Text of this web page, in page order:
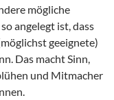
mögliche
angelegt ist, dass
geeignete)
Das macht Sinn,
und Mitmacher